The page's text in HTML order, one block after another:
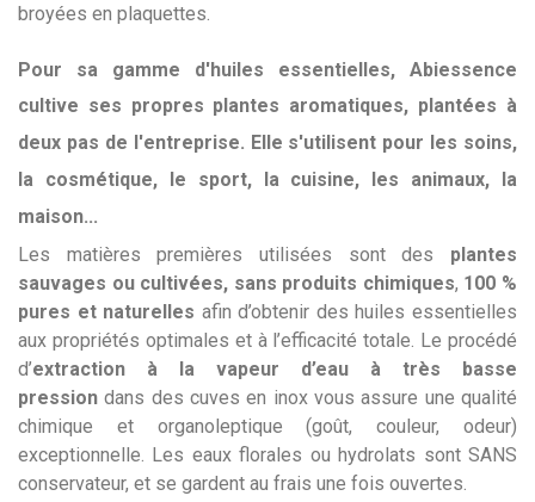
broyées en plaquettes.
Pour sa gamme d'huiles essentielles, Abiessence
cultive ses propres plantes aromatiques, plantées à
deux pas de l'entreprise. Elle s'utilisent pour les soins,
la cosmétique, le sport, la cuisine, les animaux, la
maison...
Les matières premières utilisées sont des plantes
sauvages ou cultivées, sans produits chimiques, 100 %
pures et naturelles afin d’obtenir des huiles essentielles
aux propriétés optimales et à l’efficacité totale. Le procédé
d’extraction à la vapeur d’eau à très basse
pression dans des cuves en inox vous assure une qualité
chimique et organoleptique (goût, couleur, odeur)
exceptionnelle. Les eaux florales ou hydrolats sont SANS
conservateur, et se gardent au frais une fois ouvertes.